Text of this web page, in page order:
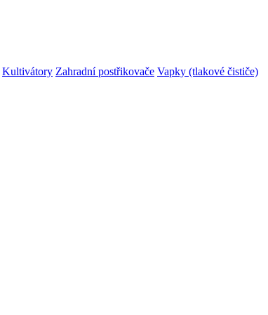
Kultivátory Zahradní postřikovače Vapky (tlakové čističe)